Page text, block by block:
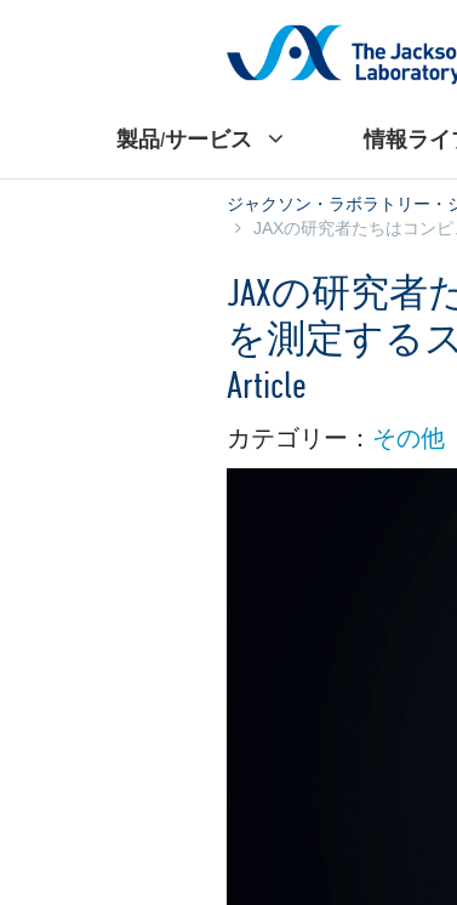
製品/サービス 情報ライ
ジャクソン・ラボラトリー・
JAXの研究者たちはコン
JAXの研究
を測定する
Article
カテゴリー： その他